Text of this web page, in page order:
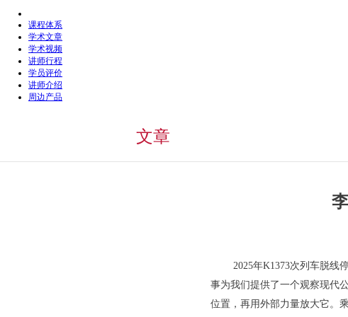
课程体系
学术文章
学术视频
讲师行程
学员评价
讲师介绍
周边产品
文章
2025年K1373次列车脱线
事为我们提供了一个观察现代
位置，再用外部力量放大它。